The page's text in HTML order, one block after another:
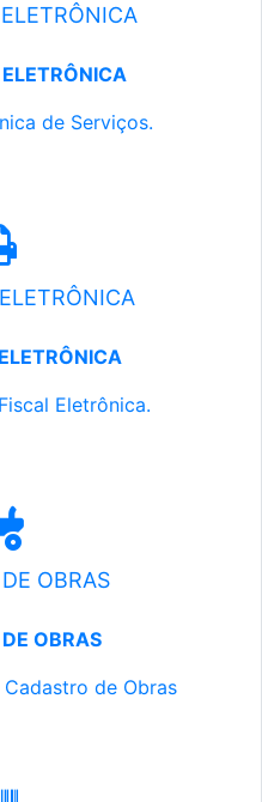
de Serviços.
Eletrônica.
OBRAS
OBRAS
de Obras